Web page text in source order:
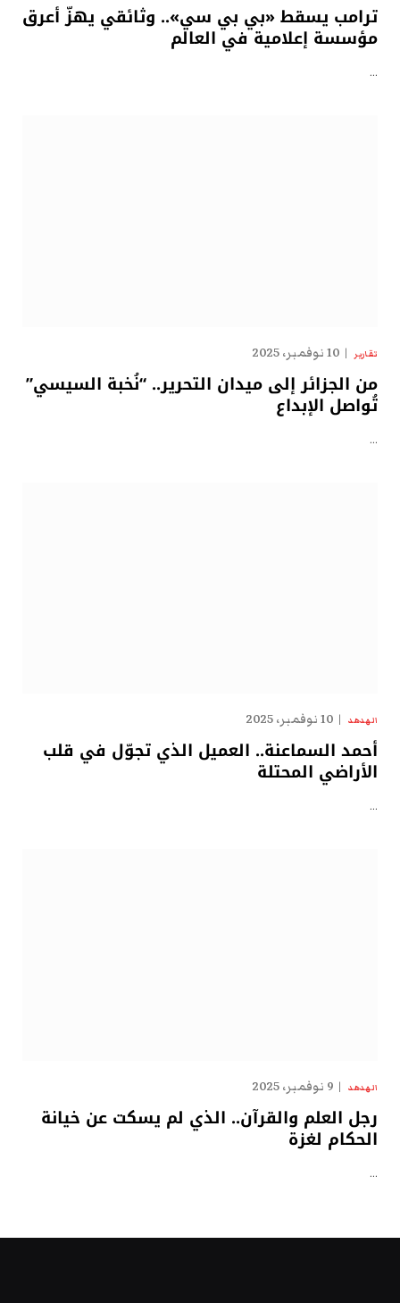
ترامب يسقط «بي بي سي».. وثائقي يهزّ أعرق
مؤسسة إعلامية في العالم
…
تقارير 10 نوفمبر، 2025
من الجزائر إلى ميدان التحرير.. “نُخبة السيسي”
تُواصل الإبداع
…
الهدهد 10 نوفمبر، 2025
أحمد السماعنة.. العميل الذي تجوّل في قلب
الأراضي المحتلة
…
الهدهد 9 نوفمبر، 2025
رجل العلم والقرآن.. الذي لم يسكت عن خيانة
الحكام لغزة
…